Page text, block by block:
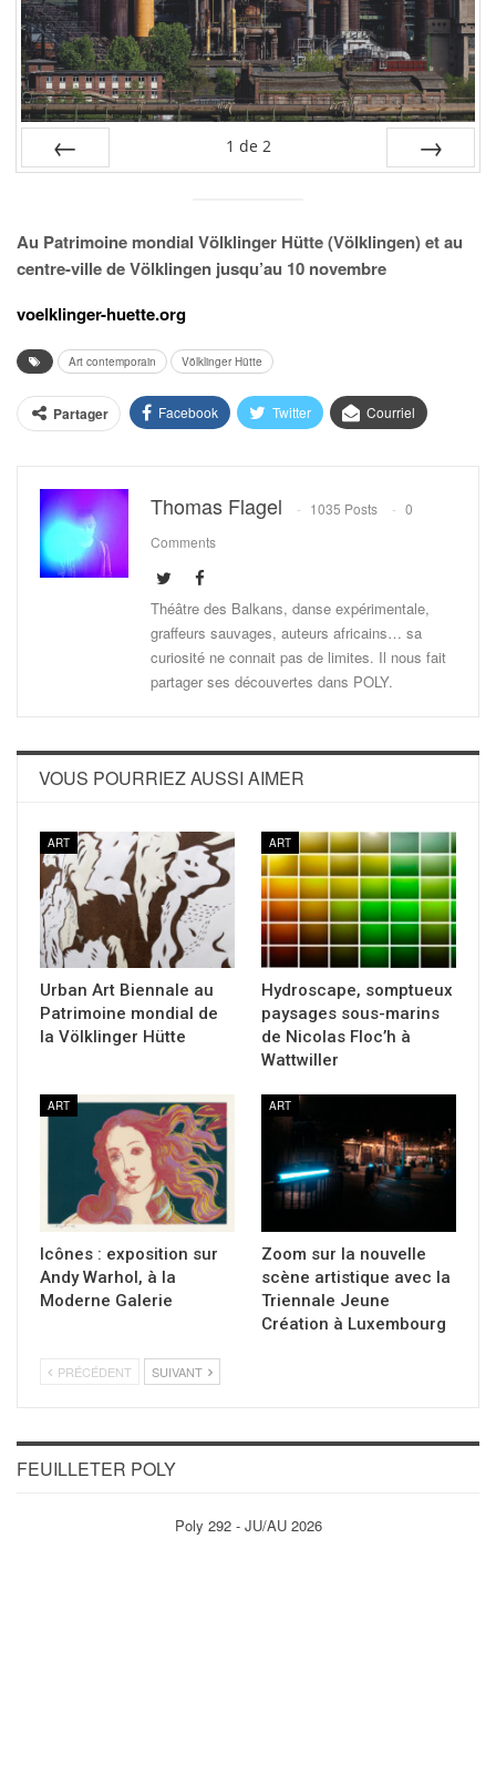
1 de 2
Au Patrimoine mondial Völklinger Hütte (Völklingen) et au
centre-ville de Völklingen jusqu’au 10 novembre
voelklinger-huette.org
Art contemporain Völklinger Hütte
Partager Facebook Twitter Courriel
Thomas Flagel 1035 Posts
0
Comments
Théâtre des Balkans, danse expérimentale,
graffeurs sauvages, auteurs africains… sa
curiosité ne connait pas de limites. Il nous fait
partager ses découvertes dans POLY.
VOUS POURRIEZ AUSSI AIMER
ART
Urban Art Biennale au
Patrimoine mondial de
la Völklinger Hütte
ART
Hydroscape, somptueux
paysages sous-marins
de Nicolas Floc’h à
Wattwiller
ART
Icônes : exposition sur
Andy Warhol, à la
Moderne Galerie
ART
Zoom sur la nouvelle
scène artistique avec la
Triennale Jeune
Création à Luxembourg
PRÉCÉDENT SUIVANT
FEUILLETER POLY
Poly 292 - JU/AU 2026